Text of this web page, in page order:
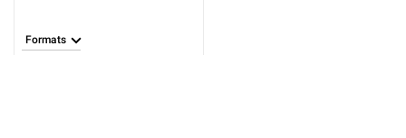
Formats